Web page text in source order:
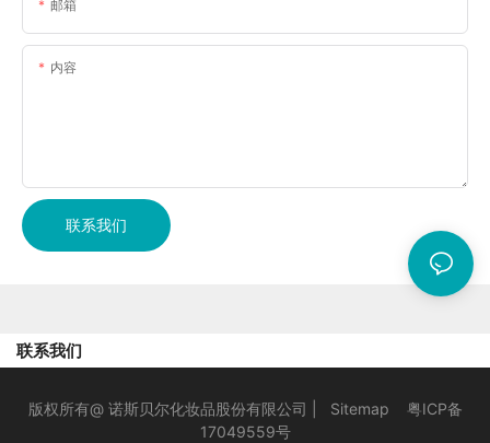
邮箱
内容
联系我们
联系我们
版权所有@ 诺斯贝尔化妆品股份有限公司 | Sitemap
粤ICP备
17049559号